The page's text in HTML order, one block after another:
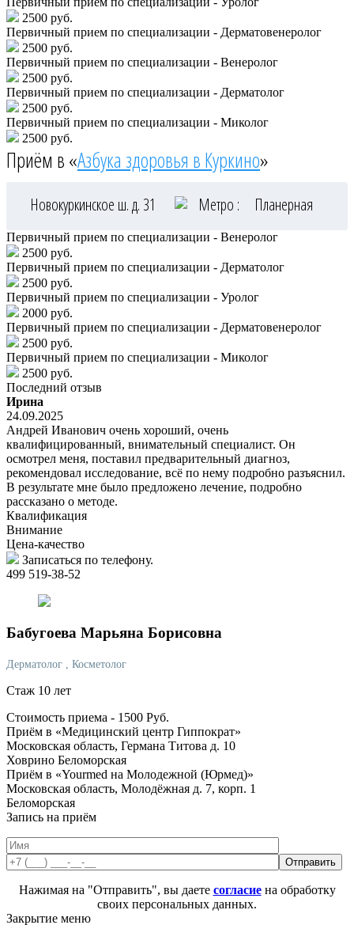
2500 руб.
Первичный прием по специализации - Дерматовенеролог
2500 руб.
Первичный прием по специализации - Венеролог
2500 руб.
Первичный прием по специализации - Дерматолог
2500 руб.
Первичный прием по специализации - Миколог
2500 руб.
Приём в «Азбука здоровья в Куркино»
Новокуркинское ш. д. 31 Метро : Планерная
Первичный прием по специализации - Венеролог
2500 руб.
Первичный прием по специализации - Дерматолог
2500 руб.
Первичный прием по специализации - Уролог
2000 руб.
Первичный прием по специализации - Дерматовенеролог
2500 руб.
Первичный прием по специализации - Миколог
2500 руб.
Последний отзыв
Ирина
24.09.2025
Андрей Иванович очень хороший, очень
квалифицированный, внимательный специалист. Он
осмотрел меня, поставил предварительный диагноз,
рекомендовал исследование, всё по нему подробно разъяснил.
В результате мне было предложено лечение, подробно
рассказано о методе.
Квалификация
Внимание
Цена-качество
Записаться по телефону.
499 519-38-52
Бабугоева Марьяна Борисовна
Дерматолог , Косметолог
Стаж 10 лет
Стоимость приема - 1500 Руб.
Приём в «Медицинский центр Гиппократ»
Московская область, Германа Титова д. 10
Ховрино Беломорская
Приём в «Yourmed на Молодежной (Юрмед)»
Московская область, Молодёжная д. 7, корп. 1
Беломорская
Запись на приём
Нажимая на "Отправить", вы даете согласиена обработку
своих персональных данных.
Закрытие меню